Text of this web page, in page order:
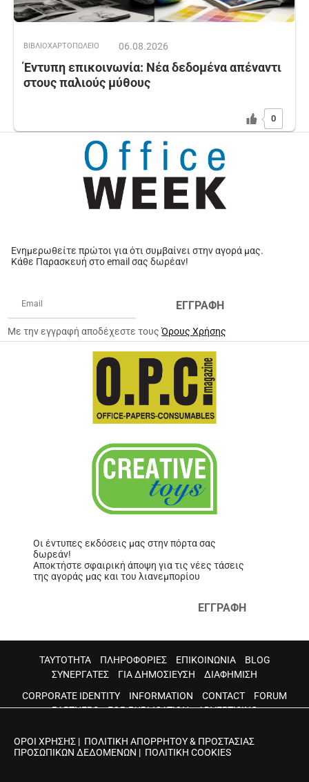
ΒΙΒΛΙΟΧΑΡΤΟΠΩΛΕΙΟ 06.08.2026
Έντυπη επικοινωνία: Νέα δεδομένα απέναντι
στους παλιούς μύθους
0
Ενημερωθείτε πρώτοι για ότι συμβαίνει στην αγορά μας.
Κάθε Παρασκευή στο email σας δωρέαν!
ΕΓΓΡΑΦΗ
Με την εγγραφή αποδέχεστε τουςΌρους Χρήσης
Οι έντυπες εκδόσεις μας στην πόρτα σας
δωρεάν!
Αποκτήστε σφαιρική άποψη για τις νέες τάσεις
της αγοράς μας και του λιανεμπορίου
ΕΓΓΡΑΦΗ
ΤΑΥΤΟΤΗΤΑ ΠΛΗΡΟΦΟΡΙΕΣ ΕΠΙΚΟΙΝΩΝΙΑ
BLOG
ΣΥΝΕΡΓΑΤΕΣ
ΓΙΑ ΔΗΜΟΣΙΕΥΣΗ
ΔΙΑΦΗΜΙΣΗ
CORPORATE IDENTITY
INFORMATION CONTACT
FORUM
PARTNERS
FOR PUBLICATION ADVERTISING
ΟΡΟΙ ΧΡΗΣΗΣ | ΠΟΛΙΤΙΚΗ ΑΠΟΡΡΗΤΟΥ & ΠΡΟΣΤΑΣΙΑΣ
ΠΡΟΣΩΠΙΚΩΝ ΔΕΔΟΜΕΝΩΝ | ΠΟΛΙΤΙΚΗ COOKIES